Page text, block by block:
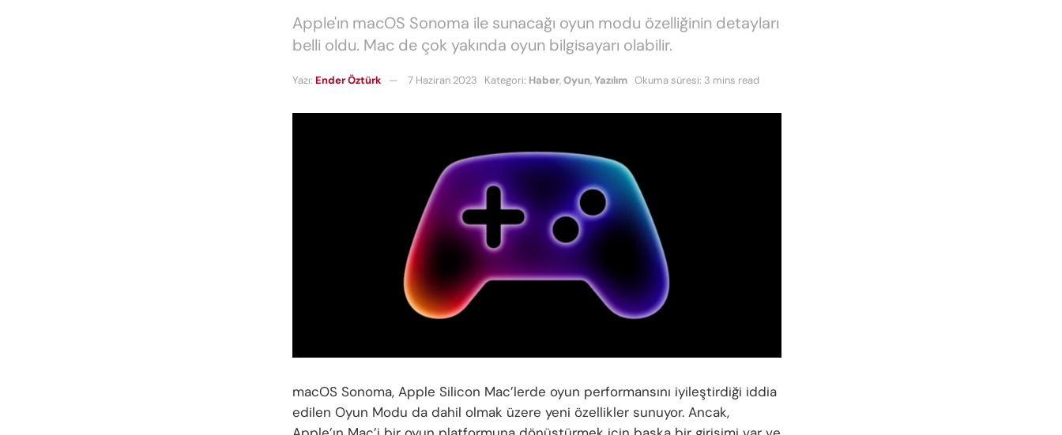
Apple'ın macOS Sonoma ile sunacağı oyun modu özelliğinin detayları
belli oldu. Mac de çok yakında oyun bilgisayarı olabilir.
Yazı: Ender Öztürk 7 Haziran 2023 Kategori: Haber,Oyun,Yazılım Okuma süresi: 3 mins read
macOS Sonoma, Apple Silicon Mac’lerde oyun performansını iyileştirdiği iddia
edilen Oyun Modu da dahil olmak üzere yeni özellikler sunuyor. Ancak,